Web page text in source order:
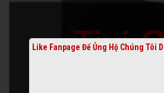
Like Fanpage Để Ủng Hộ Chúng Tôi